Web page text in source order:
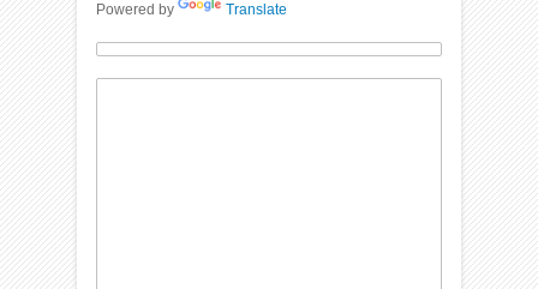
Powered by Translate